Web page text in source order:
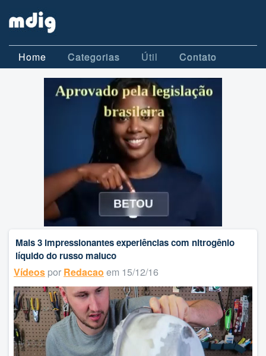
Home Categorias Útil Contato
Mais 3 impressionantes experiências com nitrogênio
líquido do russo maluco
Vídeos por Redacao em 15/12/16